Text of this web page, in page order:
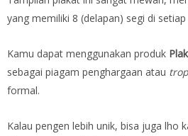
yang memiliki 8 (delapan) segi di setiap
Kamu dapat menggunakan produk
sebagai piagam penghargaan atau
formal.
Kalau pengen lebih unik, bisa juga lho